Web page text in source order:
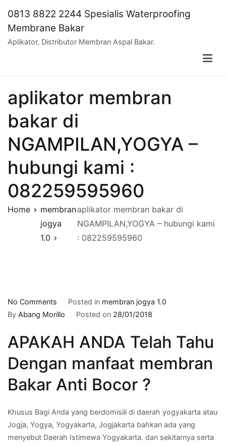
content
0813 8822 2244 Spesialis Waterproofing
Membrane Bakar
Aplikator, Distributor Membran Aspal Bakar.
aplikator membran
bakar di
NGAMPILAN,YOGYA –
hubungi kami :
082259595960
Home
membran
jogya
1.0
aplikator membran bakar di
NGAMPILAN,YOGYA – hubungi kami
: 082259595960
No Comments
aplikator
bakar
NGAMPILAN,YOGYA
hubungi
:
082259595960
Posted in membran jogya 1.0
By Abang Morillo Posted on 28/01/2018
APAKAH ANDA Telah Tahu
Dengan manfaat membran
Bakar Anti Bocor ?
Khusus Bagi Anda yang berdomisili di daerah yogyakarta atau
Jogja, Yogya, Yogyakarta, Jogjakarta bahkan ada yang
menyebut Daerah Istimewa Yogyakarta. dan sekitarnya serta